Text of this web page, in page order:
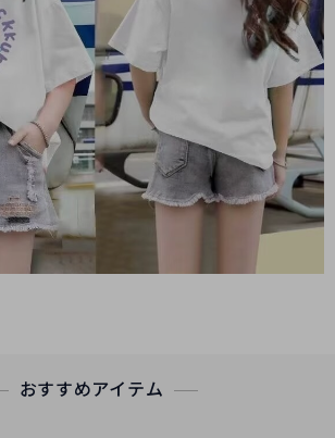
おすすめアイテム